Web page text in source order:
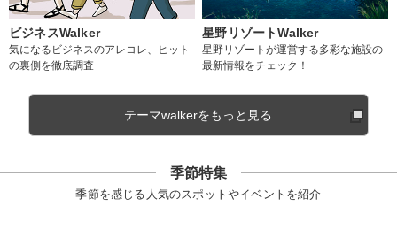
ビジネスWalker
気になるビジネスのアレコレ、ヒット
の裏側を徹底調査
星野リゾートWalker
星野リゾートが運営する多彩な施設の
最新情報をチェック！
テーマwalkerをもっと見る
季節特集
季節を感じる人気のスポットやイベントを紹介